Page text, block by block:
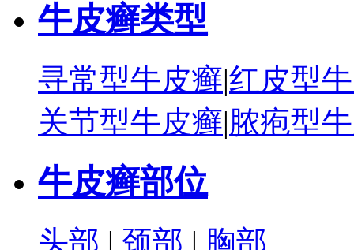
牛皮癣类型
寻常型牛皮癣|红皮型
关节型牛皮癣|脓疱型
牛皮癣部位
头部 | 颈部 | 胸部